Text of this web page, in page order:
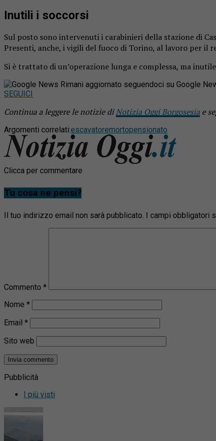
Inutili i soccorsi
Sul posto sono intervenuti i carabinieri della stazione di
Presenti, anche, i vigili del fuoco di Torino, al lavoro per il
Si è trattato di un’operazione lunga e complessa, ma
Rimani aggiornato seguendoci su Google
SEGUICI
Continua a leggere le notizie diNotizia Oggi Borgosesia e
Argomenti correlati:escavatoremortopensionato
Clicca per commentare
Tu cosa ne pensi?
Il tuo indirizzo email non sarà pubblicato. I campi obbligatori
Commento *
Nome *
Email *
Sito web
Pubblicità
I più visti